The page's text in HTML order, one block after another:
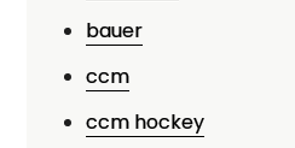
bauer
ccm
ccm hockey